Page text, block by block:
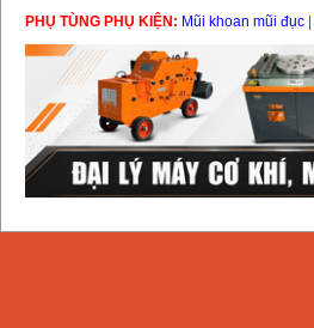
May han tig que Jasic
Price
6800000VND
PHỤ TÙNG PHỤ KIỆN: Mũi khoan mũi đục